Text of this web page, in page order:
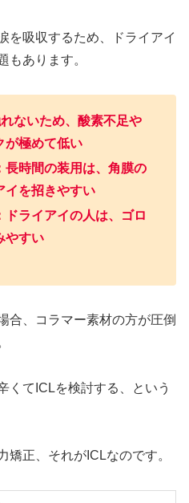
を吸収するため、ドライアイ
もあります。
ないため、酸素不足や
が極めて低い
長時間の装用は、角膜の
イを招きやすい
ドライアイの人は、ゴロ
やすい
合、コラマー素材の方が圧倒
くてICLを検討する、という
矯正、それがICLなのです。